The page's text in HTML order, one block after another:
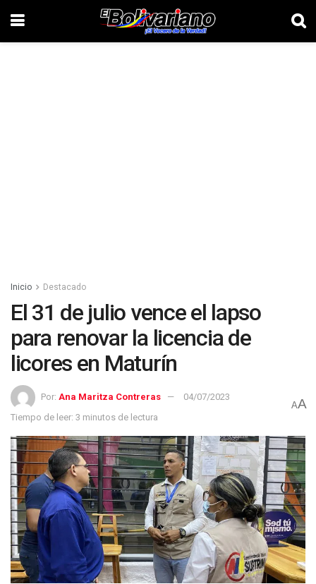
Inicio Destacado
El 31 de julio vence el lapso
para renovar la licencia de
licores en Maturín
Por: Ana Maritza Contreras
04/07/2023
Tiempo de leer: 3 minutos de lectura
AA